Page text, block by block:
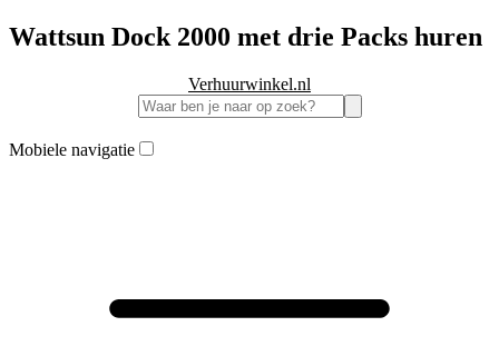
Wattsun Dock 2000 met drie Packs huren
Verhuurwinkel.nl
Mobiele navigatie